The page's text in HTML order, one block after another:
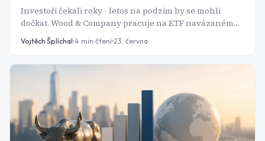
Investoři čekali roky - letos na podzim by se mohli
dočkat. Wood & Company pracuje na ETF navázaném
na index PX, které umožní koupit celý koš pražských
blue chips jedním obchodem.
Vojtěch Šplíchal 4 min čtení 23. června